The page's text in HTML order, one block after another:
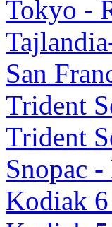
Tokyo -
San
Trident
Trident
Snopac
Kodiak